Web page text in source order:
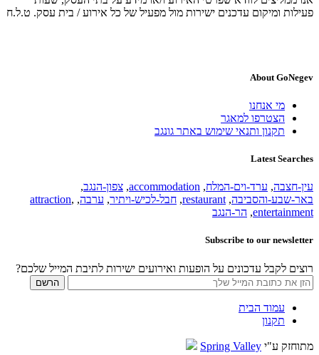
פעילות ומיקום עדכנים ישירות מול מפעיל של כל אירוע / בית עסק. ט.ל.ח
About GoNegev
מי אנחנו
הצטרפו למאגר
תקנון ותנאי שימוש באתר גונגב
Latest Searches
עין-חצבה, ערד-וים-המלח,
accommodation
, צפון-הנגב,
באר-שבע-והסביבה,
restaurant
, חבל-לכיש-ויתיר, ערבה,
attraction,
entertainment
, הר-הנגב
Subscribe to our newsletter
רוצים לקבל עדכונים על הופעות ואירועים ישירות לתיבת המייל שלכם?
עמוד הבית
תקנון
מתוחזק ע"י Spring Valley